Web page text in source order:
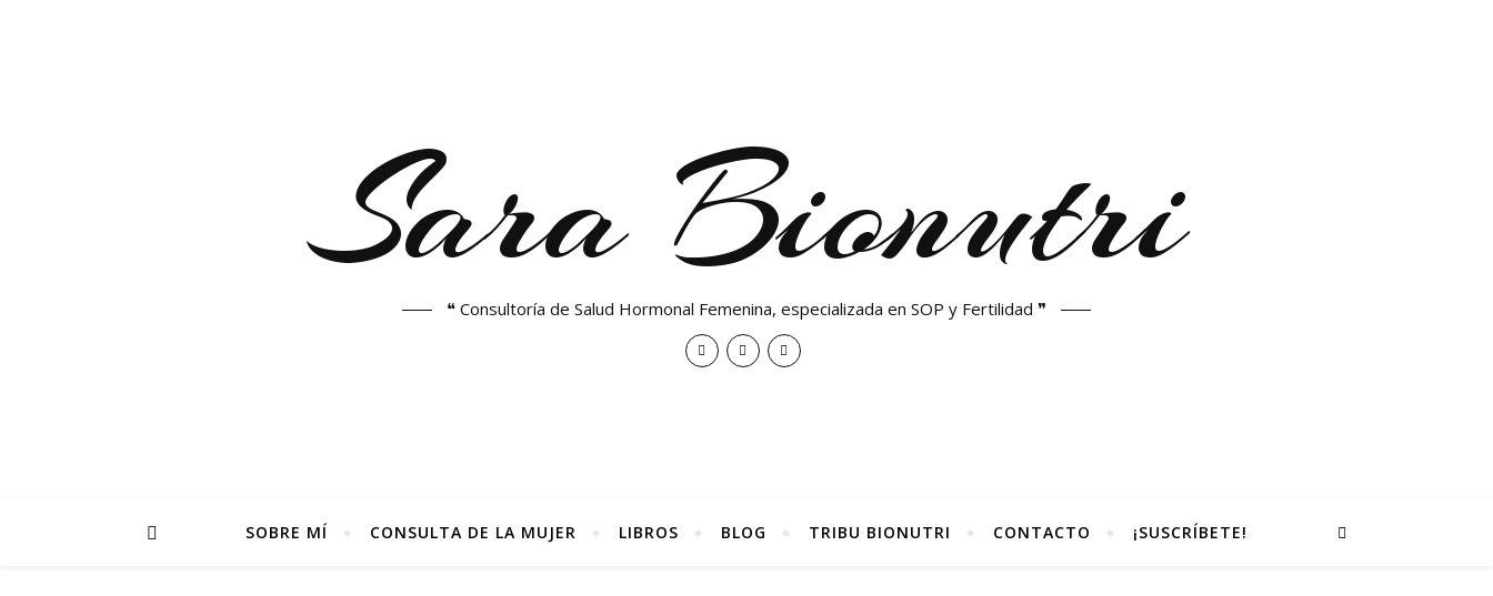
Sara Bionutri
❝ Consultoría de Salud Hormonal Femenina, especializada en SOP y Fertilidad ❞
SOBRE MÍ CONSULTA DE LA MUJER LIBROS BLOG TRIBU BIONUTRI CONTACTO ¡SUSCRÍBETE!